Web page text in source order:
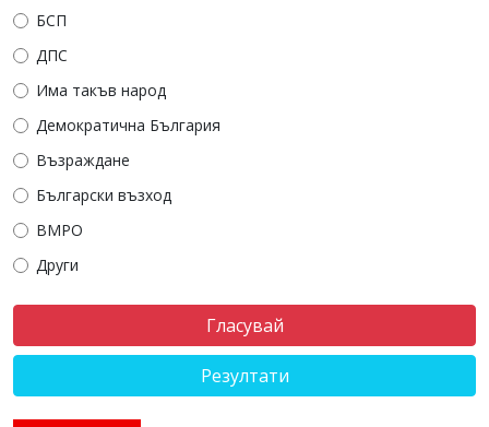
БСП
ДПС
Има такъв народ
Демократична България
Възраждане
Български възход
ВМРО
Други
Резултати